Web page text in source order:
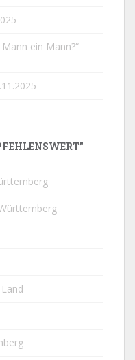
ein Mann?“